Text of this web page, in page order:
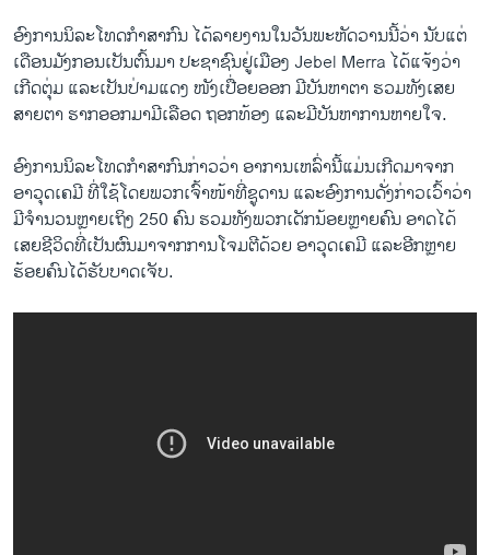
ພາສາຕ່າງໆ
ອົງການ​ນິລະ​ໂທ​ດກຳ​ສາກົນ​ ໄດ້​ລາຍງານ​ໃນວັນ​ພະຫັດ​ວານ​ນີ້​ວ່າ ນັບ​ແຕ່​
ເດືອນມັງກອນ​ເປັນຕົ້ນມາ ປະຊາ​ຊົນ​ຢູ່​ເມືອງ Jebel Merra ໄດ້​ແຈ້ງ​ວ່າ ​
ເກີດ​ຕຸ່ມ ​ແລະເປັນປ່າມ​ແດງ ໜັງ​ເປື່ອຍ​ອອກ ມີ​ບັນຫາ​ຕາ ​ຮ​ວມທັງ​ເສຍ​
ສາຍຕາ ຮາກ​ອອກ​ມາ​ມີ​ເລືອດ ຖອກທ້ອງ ​ແລະ​ມີ​ບັນ​ຫາ​ການ​ຫາຍ​ໃຈ.
ອົງການ​ນິລະ​ໂທດ​ກຳ​ສາກົນກ່າວ​ວ່າ ອາການເຫລົ່າ​ນີ້ແມ່ນ​ເກີດມາ​ຈາກ​
ອາວຸດ​ເຄມີ ທີ່​ໃຊ້​ໂດຍ​ພວກ​ເຈົ້າ​ໜ້າ​ທີ່​ຊູ​ດານ ​ແລະ​ອົງ​ການ​ດັ່ງກ່າວ​ເວົ້າ​ວ່າ
ມີ​ຈຳນວນ​ຫຼາຍ​ເຖິງ 250 ຄົນ ຮວມທັງ​ພວກ​ເດັກນ້ອຍ​ຫຼາຍ​ຄົນ ອາດ​ໄດ້​
ເສຍ​ຊີວິດ​ທີ່​ເປັນ​ຜົນ​ມາ​ຈາກ​ການ​ໂຈມ​ຕີ​ດ້ວຍ ອາວຸດເຄມີ ​ແລະ​ອີກ​ຫຼາຍ​
ຮ້ອຍ​ຄົນ​ໄດ້​ຮັບ​ບາດ​ເຈັບ.